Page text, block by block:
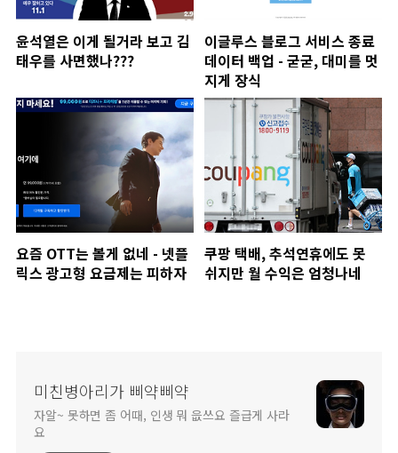
윤석열은 이게 될거라 보고 김
태우를 사면했나???
이글루스 블로그 서비스 종료
데이터 백업 - 굳굳, 대미를 멋
지게 장식
요즘 OTT는 볼게 없네 - 넷플
릭스 광고형 요금제는 피하자
쿠팡 택배, 추석연휴에도 못
쉬지만 월 수익은 엄청나네
미친병아리가 삐약삐약
자알~ 못하면 좀 어때, 인생 뭐 읎쓰요 즐급게 사라
요